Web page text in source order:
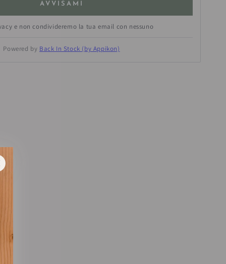
AVVISAMI
e non condivideremo la tua email con nessuno
Powered by Back In Stock (by Appikon)